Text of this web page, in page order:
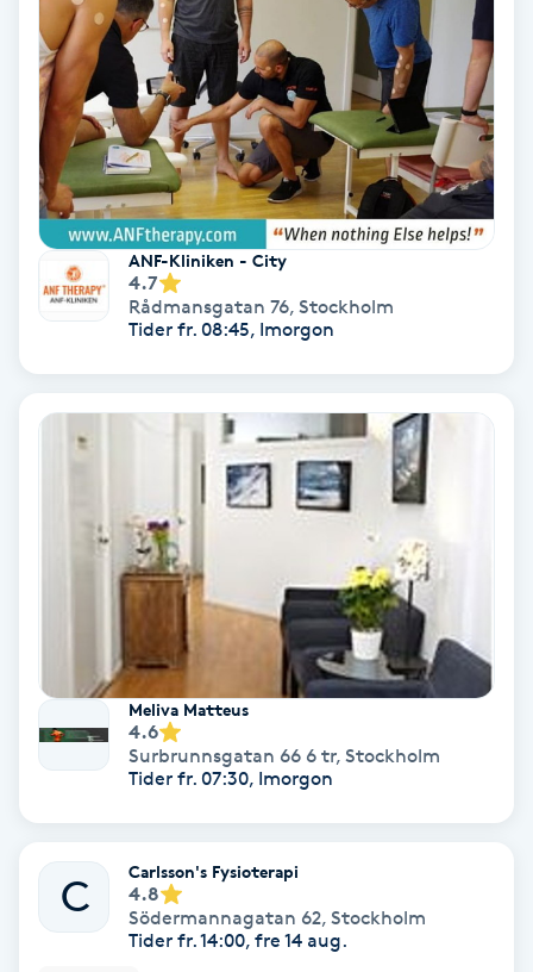
Ansiktsbehandling djuprengörande
Babylights
Balayage
Bambumassage
Barber
Blowout
Brynformning
Brynfärgning
Brynplockning
ANF-Kliniken - City
4.7
Rådmansgatan 76, Stockholm
Tider fr. 08:45, Imorgon
Meliva Matteus
4.6
Surbrunnsgatan 66 6 tr, Stockholm
Tider fr. 07:30, Imorgon
C
Carlsson's Fysioterapi
4.8
Södermannagatan 62, Stockholm
Tider fr. 14:00, fre 14 aug.